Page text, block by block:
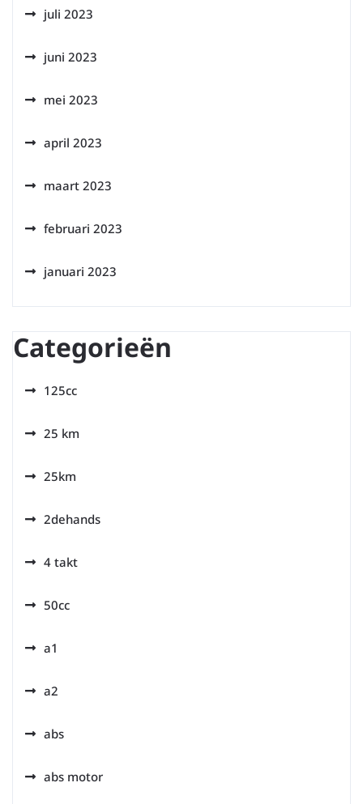
juli 2023
juni 2023
mei 2023
april 2023
maart 2023
februari 2023
januari 2023
Categorieën
125cc
25 km
25km
2dehands
4 takt
50cc
a1
a2
abs
abs motor